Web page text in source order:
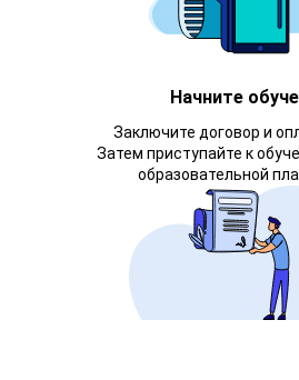
Начните
Заключите договор и
Затем приступайте к
образовательной